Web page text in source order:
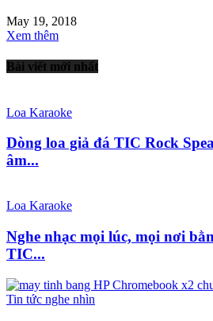
May 19, 2018
Xem thêm
Bài viết mới nhất
Loa Karaoke
Dòng loa giả đá TIC Rock
âm...
Loa Karaoke
Nghe nhạc mọi lúc, mọi nơi
TIC...
Tin tức nghe nhìn